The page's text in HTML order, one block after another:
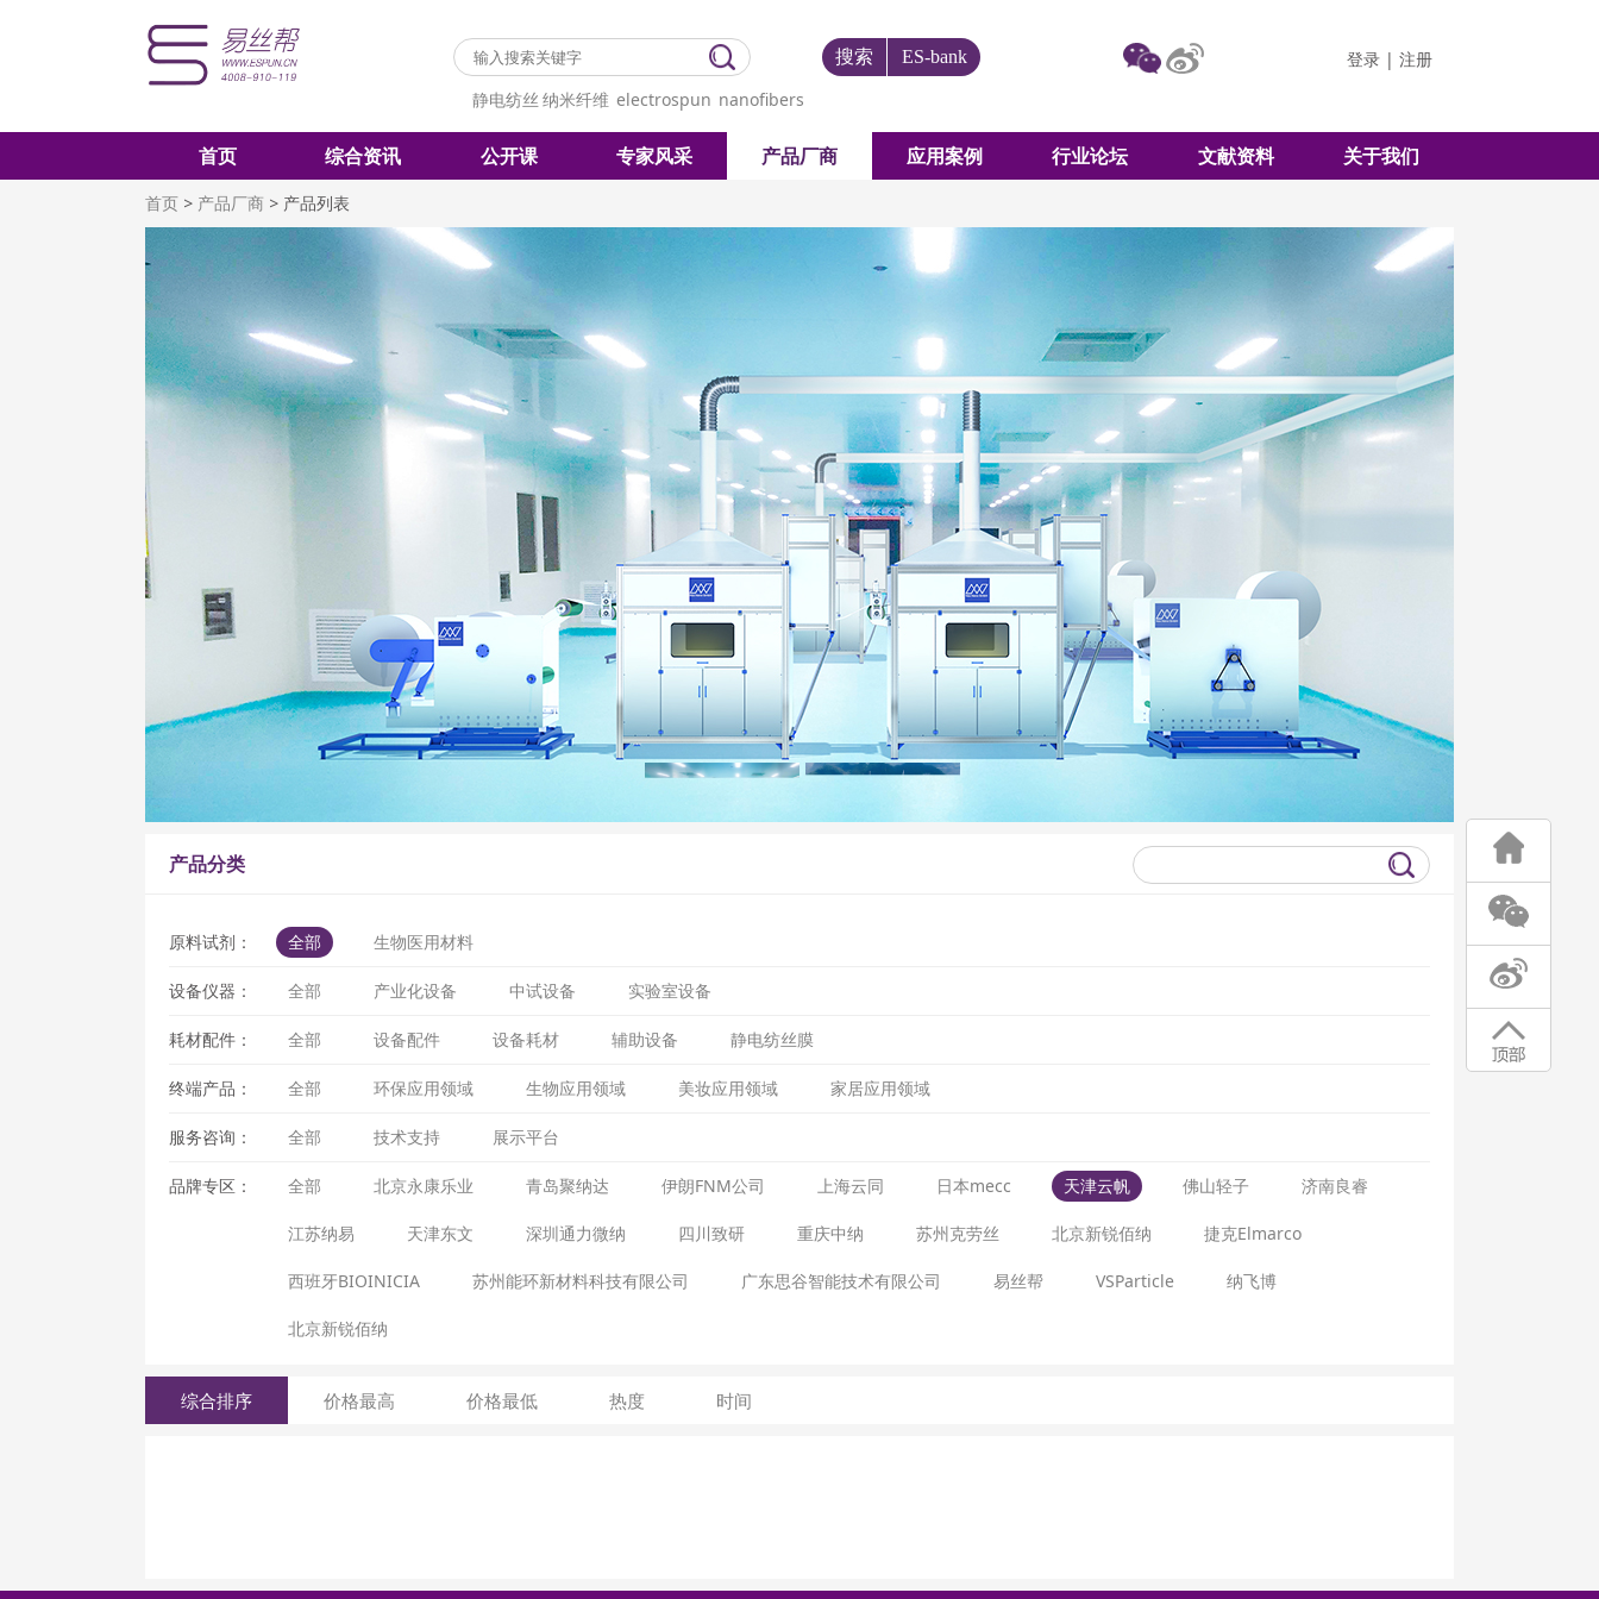
搜索 ES-bank
静电纺丝 纳米纤维 electrospun nanofibers
登录 | 注册
首页 综合资讯 公开课 专家风采 产品厂商 应用案例 行业论坛 文献资料 关于我们
首页 > 产品厂商 > 产品列表
产品分类
原料试剂： 全部 生物医用材料
设备仪器： 全部 产业化设备 中试设备 实验室设备
耗材配件： 全部 设备配件 设备耗材 辅助设备 静电纺丝膜
终端产品： 全部 环保应用领域 生物应用领域 美妆应用领域 家居应用领域
服务咨询： 全部 技术支持 展示平台
品牌专区： 全部 北京永康乐业 青岛聚纳达 伊朗FNM公司 上海云同 日本mecc 天津云帆 佛山轻子 济南良睿
江苏纳易 天津东文 深圳通力微纳 四川致研 重庆中纳 苏州克劳丝 北京新锐佰纳 捷克Elmarco
西班牙BIOINICIA 苏州能环新材料科技有限公司 广东思谷智能技术有限公司 易丝帮 VSParticle 纳飞博
北京新锐佰纳
综合排序 价格最高 价格最低 热度 时间